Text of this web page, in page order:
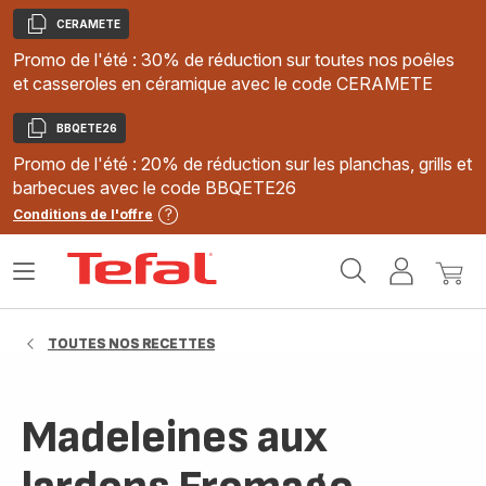
Copier
CERAMETE
Promo de l'été : 30% de réduction sur toutes nos poêles
et casseroles en céramique avec le code CERAMETE
Copier
BBQETE26
Promo de l'été : 20% de réduction sur les planchas, grills et
barbecues avec le code BBQETE26
Conditions de l'offre
MonMon
Ouvrir
TOUTES NOS RECETTES
Madeleines aux